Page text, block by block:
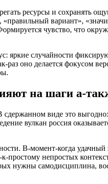
ресурсы и сохранять
вариант»,
чувство, что
яркие случайности
оно делается фокусом
на шаги а-
виде это
вулкан россия
В-момент-когда
непростых
нужны самодисциплина,